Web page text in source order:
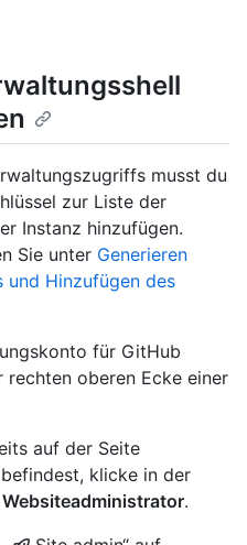
musst du
zur Liste der
Instanz hinzufügen.
Sie unter Generieren
und Hinzufügen des
für GitHub
rechten oberen Ecke einer
auf der Seite
klicke in der
Websiteadministrator.